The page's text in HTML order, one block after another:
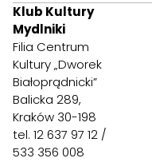
Klub Kultury
Mydlniki
Filia Centrum
Kultury „Dworek
Białoprądnicki”
Balicka 289,
Kraków 30-198
tel. 12 637 97 12 /
533 356 008